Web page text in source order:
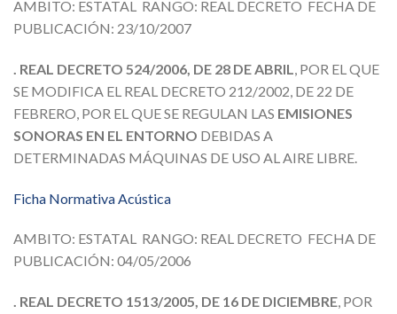
AMBITO: ESTATAL RANGO: REAL DECRETO FECHA DE
PUBLICACIÓN: 23/10/2007
. REAL DECRETO 524/2006, DE 28 DE ABRIL
, POR EL QUE
SE MODIFICA EL REAL DECRETO 212/2002, DE 22 DE
FEBRERO, POR EL QUE SE REGULAN LAS EMISIONES
SONORAS EN EL ENTORNO DEBIDAS A
DETERMINADAS MÁQUINAS DE USO AL AIRE LIBRE.
Ficha Normativa Acústica
AMBITO: ESTATAL RANGO: REAL DECRETO FECHA DE
PUBLICACIÓN: 04/05/2006
. REAL DECRETO 1513/2005, DE 16 DE DICIEMBRE, POR